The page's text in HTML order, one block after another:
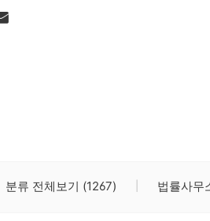
분류 전체보기 (1267) 법률사무